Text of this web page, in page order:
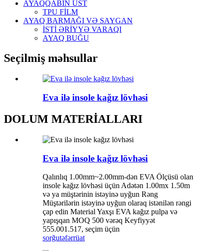
AYAQQABIN ÜST
TPU FİLM
AYAQ BARMAĞI VƏ SAYGAN
İSTİ ƏRİYYƏ VARAQI
AYAQ BUĞU
Seçilmiş məhsullar
Eva ilə insole kağız lövhəsi
DOLUM MATERİALLARI
Eva ilə insole kağız lövhəsi
Qalınlıq 1.00mm~2.00mm-dən EVA Ölçüsü olan
insole kağız lövhəsi üçün Adətən 1.00mx 1.50m
və ya müştərinin istəyinə uyğun Rəng
Müştərilərin istəyinə uyğun olaraq istənilən rəngi
çap edin Material Yaxşı EVA kağız pulpa və
yapışqan MOQ 500 vərəq Keyfiyyət
555.001.517, seçim üçün
sorğutəfərrüat